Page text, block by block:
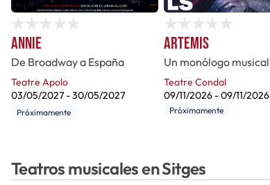
Annie
De Broadway a España
Teatre Apolo
03/05/2027 -30/05/2027
Próximamente
Artemis
Un monólogo musical
Teatre Condal
09/11/2026-09/11/2026
Próximamente
Teatros musicales en Sitges